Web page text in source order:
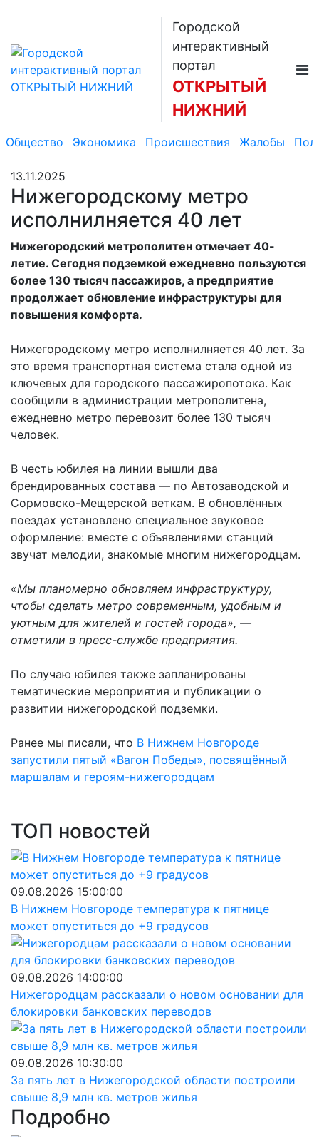
Городской
интерактивный
портал
ОТКРЫТЫЙ
НИЖНИЙ
Общество Экономика Происшествия Жалобы
13.11.2025
Нижегородскому метро
исполнилняется 40 лет
Нижегородский метрополитен отмечает 40-
летие. Сегодня подземкой ежедневно пользуются
более 130 тысяч пассажиров, а предприятие
продолжает обновление инфраструктуры для
повышения комфорта.
Нижегородскому метро исполнилняется 40 лет. За
это время транспортная система стала одной из
ключевых для городского пассажиропотока. Как
сообщили в администрации метрополитена,
ежедневно метро перевозит более 130 тысяч
человек.
В честь юбилея на линии вышли два
брендированных состава — по Автозаводской и
Сормовско-Мещерской веткам. В обновлённых
поездах установлено специальное звуковое
оформление: вместе с объявлениями станций
звучат мелодии, знакомые многим нижегородцам.
«Мы планомерно обновляем инфраструктуру,
чтобы сделать метро современным, удобным и
уютным для жителей и гостей города», —
отметили в пресс-службе предприятия.
По случаю юбилея также запланированы
тематические мероприятия и публикации о
развитии нижегородской подземки.
Ранее мы писали, что В Нижнем Новгороде
запустили пятый «Вагон Победы», посвящённый
маршалам и героям-нижегородцам
ТОП новостей
09.08.2026 15:00:00
В Нижнем Новгороде температура к пятнице
может опуститься до +9 градусов
09.08.2026 14:00:00
Нижегородцам рассказали о новом основании для
блокировки банковских переводов
09.08.2026 10:30:00
За пять лет в Нижегородской области построили
свыше 8,9 млн кв. метров жилья
Подробно